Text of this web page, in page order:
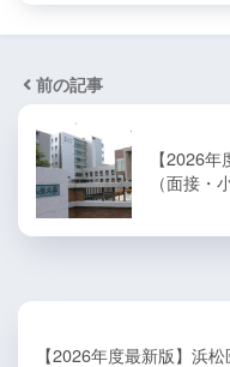
前の記事
【2026
（面接
【2026年度最新版】浜